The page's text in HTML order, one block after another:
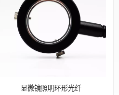
显微镜照明环形光纤